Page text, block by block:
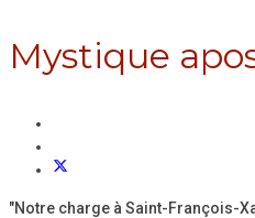
Mystique
"Notre charge à Saint-François-